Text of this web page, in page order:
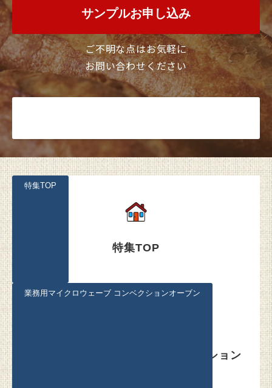
サンプルお申し込み
ご不明な点はお気軽に
お問い合わせください
特集TOP
特集TOP
業務用マイクロウェーブ コンベクション
業務用マイクロウェーブ コンベクションオーブン